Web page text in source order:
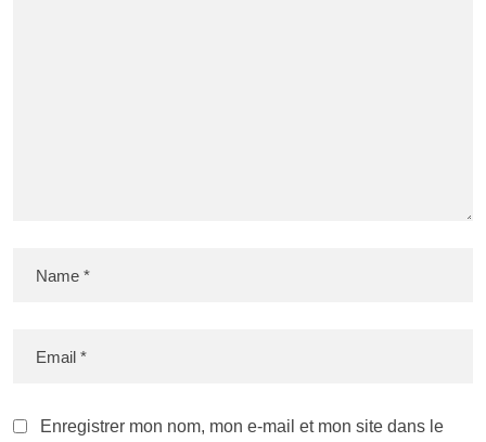
Enregistrer mon nom, mon e-mail et mon site dans le